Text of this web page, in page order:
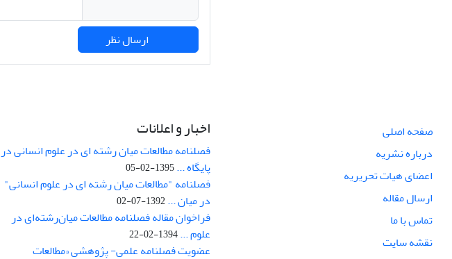
صفحه اصلی
درباره نشریه
اعضای هیات تحریریه
ارسال مقاله
تماس با ما
نقشه سایت
اخبار و اعلانات
فصلنامه مطالعات میان رشته ای در علوم انسانی در
پایگاه ...1395-02-05
فصلنامه "مطالعات میان رشته ای در علوم انسانی"
در میان ...1392-07-02
فراخوان مقاله فصلنامه مطالعات میان‌رشته‌ای در
علوم ...1394-02-22
عضویت فصلنامه علمی- پژوهشی «مطالعات